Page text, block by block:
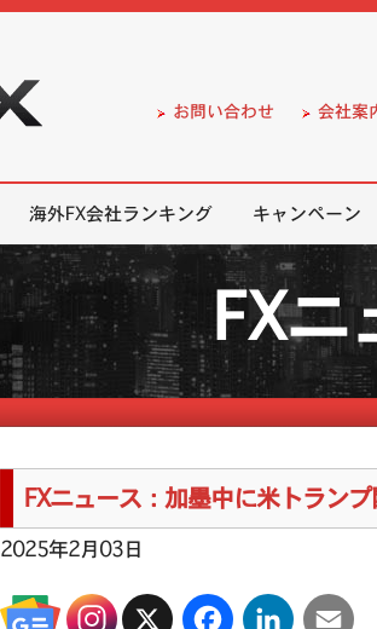
お問い合わせ 会社案
海外FX会社ランキング キャンペーン
FXニ
FXニュース：加墨中に米トラン
2025年2月03日